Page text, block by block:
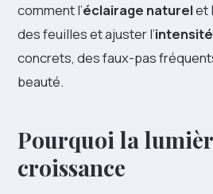
comment l’éclairage naturelet
des feuilles et ajuster l’
concrets, des faux-pas
beauté.
Pourquoi la
croissance